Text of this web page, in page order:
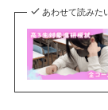
あわせて読みた